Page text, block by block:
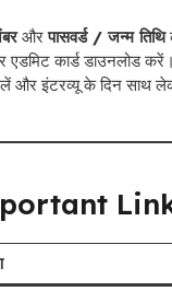
औरपासवर्ड / जन्म तिथि
कार्ड डाउनलोड
और इंटरव्यू के दिन साथ